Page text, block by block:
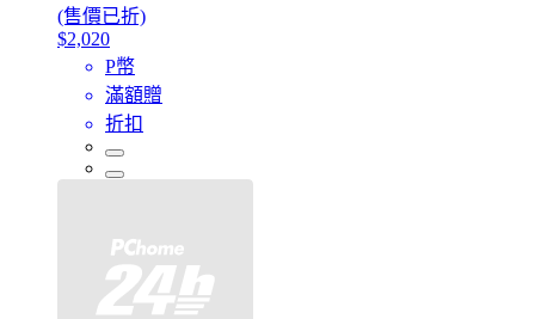
(售價已折)
$2,020
P幣
滿額贈
折扣